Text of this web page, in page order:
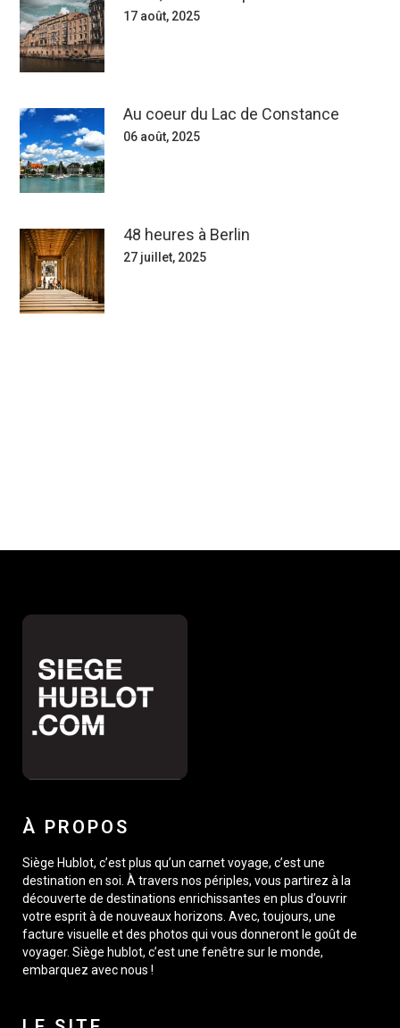
17 août, 2025
Au coeur du Lac de Constance
06 août, 2025
48 heures à Berlin
27 juillet, 2025
À PROPOS
Siège Hublot, c’est plus qu’un carnet voyage, c’est une
destination en soi. À travers nos périples, vous partirez à la
découverte de destinations enrichissantes en plus d’ouvrir
votre esprit à de nouveaux horizons. Avec, toujours, une
facture visuelle et des photos qui vous donneront le goût de
voyager. Siège hublot, c’est une fenêtre sur le monde,
embarquez avec nous !